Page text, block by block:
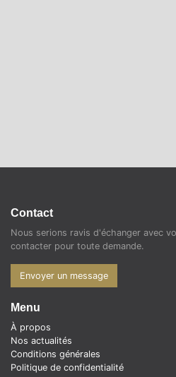
Contact
Nous serions ravis d'échanger avec
contacter pour toute demande.
Envoyer un message
Menu
À propos
Nos actualités
Conditions générales
Politique de confidentialité